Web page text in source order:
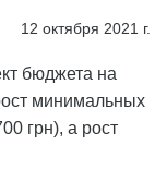
12 октября 2021 г.
бюджета на
минимальных
грн), а рост